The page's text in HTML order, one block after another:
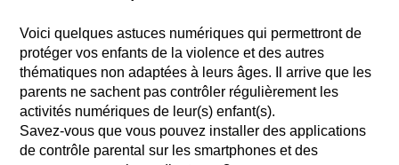
Voici quelques astuces numériques qui permettront de
protéger vos enfants de la violence et des autres
thématiques non adaptées à leurs âges. Il arrive que les
parents ne sachent pas contrôler régulièrement les
activités numériques de leur(s) enfant(s).
Savez-vous que vous pouvez installer des applications
de contrôle parental sur les smartphones et des